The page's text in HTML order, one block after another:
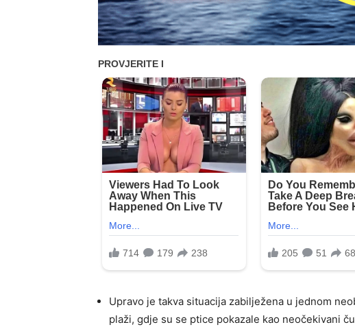
Upravo je takva situacija zabilježena u jednom
plaži, gdje su se ptice pokazale kao neočekivani